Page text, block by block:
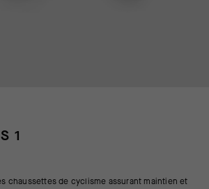
1
chaussettes de cyclisme assurant maintien et